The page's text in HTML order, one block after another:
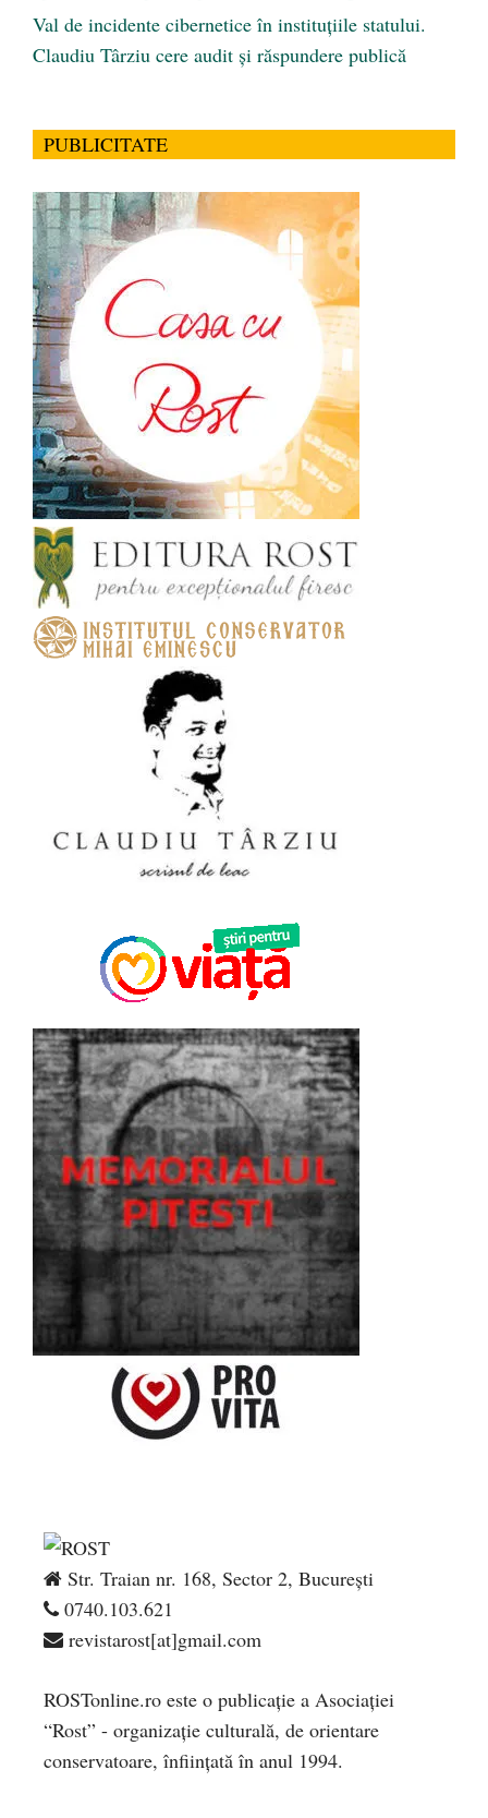
Val de incidente cibernetice în instituțiile statului.
Claudiu Târziu cere audit și răspundere publică
PUBLICITATE
Str. Traian nr. 168, Sector 2, București
0740.103.621
revistarost[at]gmail.com
ROSTonline.ro este o publicaţie a Asociaţiei
“Rost” - organizaţie culturală, de orientare
conservatoare, înfiinţată în anul 1994.